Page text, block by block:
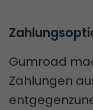
Gumroad
Zahlungen